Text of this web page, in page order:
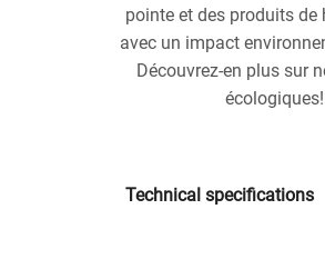
pointe et des produits de
avec un impact
Découvrez-en plus sur
écologiques!
Technical specifications